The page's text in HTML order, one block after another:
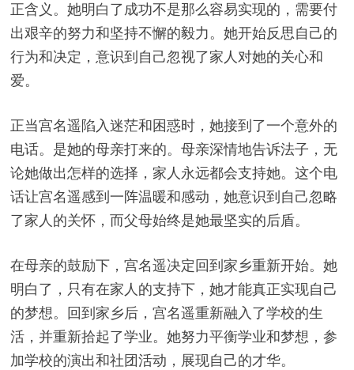
正含义。她明白了成功不是那么容易实现的，需要付
出艰辛的努力和坚持不懈的毅力。她开始反思自己的
行为和决定，意识到自己忽视了家人对她的关心和
爱。
正当宫名遥陷入迷茫和困惑时，她接到了一个意外的
电话。是她的母亲打来的。母亲深情地告诉法子，无
论她做出怎样的选择，家人永远都会支持她。这个电
话让宫名遥感到一阵温暖和感动，她意识到自己忽略
了家人的关怀，而父母始终是她最坚实的后盾。
在母亲的鼓励下，宫名遥决定回到家乡重新开始。她
明白了，只有在家人的支持下，她才能真正实现自己
的梦想。回到家乡后，宫名遥重新融入了学校的生
活，并重新拾起了学业。她努力平衡学业和梦想，参
加学校的演出和社团活动，展现自己的才华。